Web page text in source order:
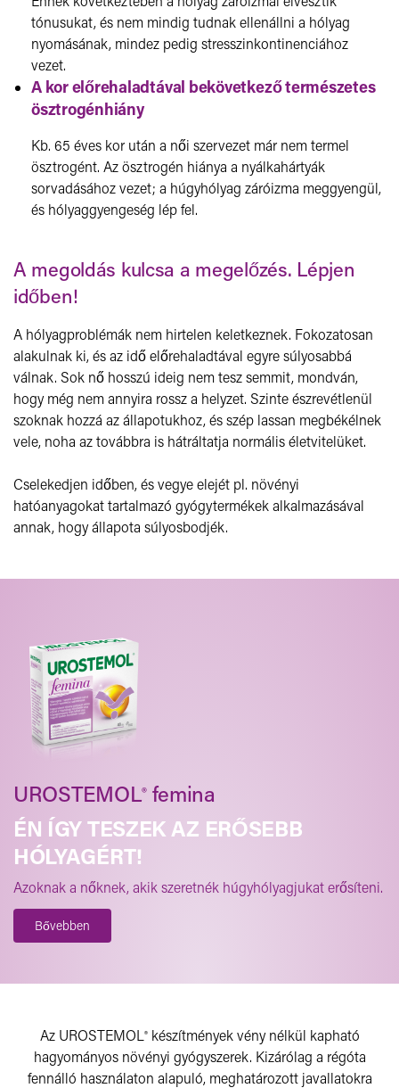
tónusukat, és nem mindig tudnak ellenállni a hólyag
nyomásának, mindez pedig stresszinkontinenciához
vezet.
A kor előrehaladtával bekövetkező természetes
ösztrogénhiány
Kb. 65 éves kor után a női szervezet már nem termel
ösztrogént. Az ösztrogén hiánya a nyálkahártyák
sorvadásához vezet; a húgyhólyag záróizma meggyengül,
és hólyaggyengeség lép fel.
A megoldás kulcsa a megelőzés. Lépjen
időben!
A hólyagproblémák nem hirtelen keletkeznek. Fokozatosan
alakulnak ki, és az idő előrehaladtával egyre súlyosabbá
válnak. Sok nő hosszú ideig nem tesz semmit, mondván,
hogy még nem annyira rossz a helyzet. Szinte észrevétlenül
szoknak hozzá az állapotukhoz, és szép lassan megbékélnek
vele, noha az továbbra is hátráltatja normális életvitelüket.
Cselekedjen időben, és vegye elejét pl. növényi
hatóanyagokat tartalmazó gyógytermékek alkalmazásával
annak, hogy állapota súlyosbodjék.
UROSTEMOL®femina
ÉN ÍGY TESZEK AZ ERŐSEBB
HÓLYAGÉRT!
Azoknak a nőknek, akik szeretnék húgyhólyagjukat erősíteni.
Bővebben
Az UROSTEMOL ®készítmények vény nélkül kapható
hagyományos növényi gyógyszerek. Kizárólag a régóta
fennálló használaton alapuló, meghatározott javallatokra